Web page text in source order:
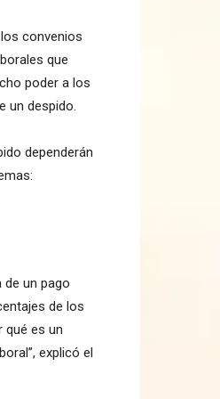
convenios
que
poder a los
un despido.
dependerán
un pago
de los
qué es un
explicó el